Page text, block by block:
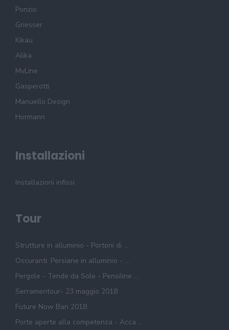
Ponzio
Griesser
Kikau
Alika
MvLine
Gasperotti
Manuello Design
Hormann
Installazioni
Installazioni infissi
Tour
Strutture in alluminio - Portoni di ...
Oscuranti: Persiane in alluminio - ...
Pergole - Tende da Sole - Pensiline ...
Serramentour- 23 maggio 2018
Future Now Bari 2018
Porte aperte alla competenza - Acca ...